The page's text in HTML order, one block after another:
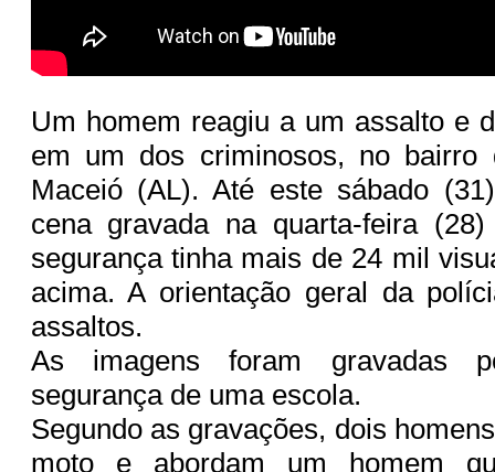
Um homem reagiu a um assalto e
em um dos criminosos, no bairro
Maceió (AL). Até este sábado
cena gravada na quarta-feira
segurança tinha mais de 24 mil
acima. A orientação geral da
assaltos.
As imagens foram gravadas
segurança de uma escola.
Segundo as gravações, dois
moto e abordam um homem